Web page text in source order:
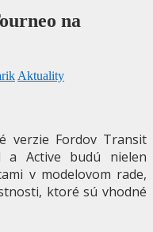
na
Aktuality
verzie Fordov Transit
Active budú nielen
v modelovom rade,
ktoré sú vhodné